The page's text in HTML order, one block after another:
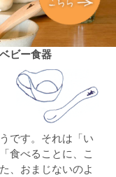
ビー食器
です。それは「い
食べることに、こ
、おまじないのよ